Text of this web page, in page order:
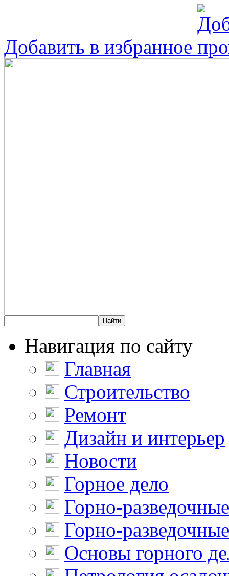
Добавить в избранное
Навигация по сайту
Главная
Строительство
Ремонт
Дизайн и интерьер
Новости
Горное дело
Горно-
Горно-
Основы горного